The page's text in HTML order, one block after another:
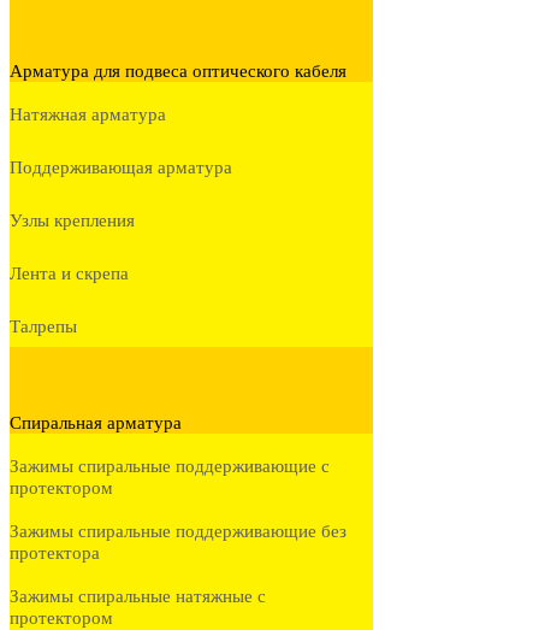
Арматура для подвеса оптического кабеля
Натяжная арматура
Поддерживающая арматура
Узлы крепления
Лента и скрепа
Талрепы
Спиральная арматура
Зажимы спиральные поддерживающие с
протектором
Зажимы спиральные поддерживающие без
протектора
Зажимы спиральные натяжные с
протектором